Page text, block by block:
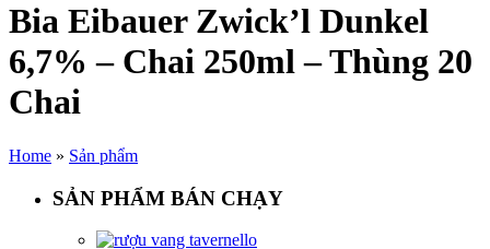
Bia Eibauer Zwick’l Dunkel
6,7% – Chai 250ml – Thùng 20
Chai
Home » Sản phẩm
SẢN PHẨM BÁN CHẠY